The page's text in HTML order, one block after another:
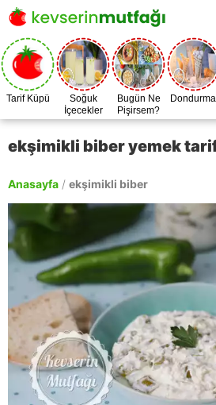
Tarif Küpü
Soğuk
İçecekler
Bugün Ne
Pişirsem?
ekşimikli biber yemek
Anasayfa / ekşimikli biber